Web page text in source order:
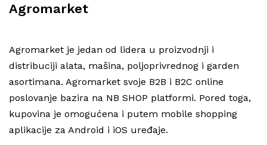
Agromarket
Agromarket je jedan od lidera u proizvodnji i
distribuciji alata, mašina, poljoprivrednog i garden
asortimana. Agromarket svoje B2B i B2C online
poslovanje bazira na NB SHOP platformi. Pored toga,
kupovina je omogućena i putem mobile shopping
aplikacije za Android i iOS uređaje.